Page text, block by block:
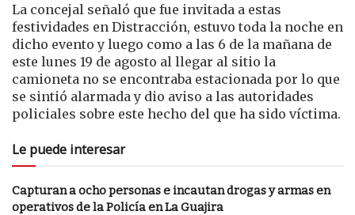
La concejal señaló que fue invitada a estas
festividades en Distracción, estuvo toda la noche en
dicho evento y luego como a las 6 de la mañana de
este lunes 19 de agosto al llegar al sitio la
camioneta no se encontraba estacionada por lo que
se sintió alarmada y dio aviso a las autoridades
policiales sobre este hecho del que ha sido víctima.
Le puede interesar
Capturan a ocho personas e incautan drogas y armas en
operativos de la Policía en La Guajira